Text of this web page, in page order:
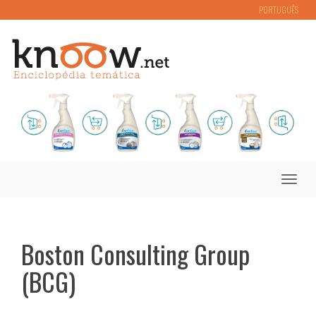
PORTUGUÊS
Toggle
Boston Consulting Group
(BCG)